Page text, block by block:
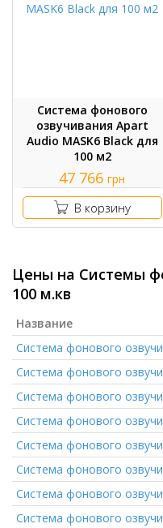
Система фонового
озвучивания Apart
Audio MASK6 Black для
100 м2
47 766 грн
В корзину
Цены на Системы
100 м.кв
Название
Система фонового
Система фонового
Система фонового
Система фонового
Система фонового
Система фонового
Система фонового
Система фонового